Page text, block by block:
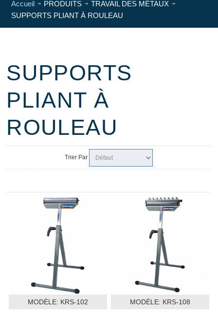
Accueil PRODUITS
TRAVAIL DES MÉTAUX
SUPPORTS PLIANT À ROULEAU
SUPPORTS
PLIANT À
ROULEAU
Trier Par
MODÈLE: KRS-102 MODÈLE: KRS-108